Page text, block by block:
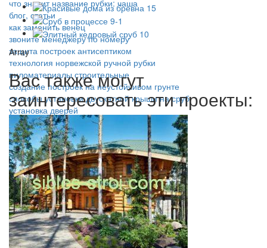
что значит название рубки: чаша
блог, статьи
как заменить венец
звоните менеджеру по номеру
защита построек антисептиком
технология норвежской ручной рубки
пиломатериалы строительные
создание построек на неустойчивом грунте
способы установки двускатной крыши на сруб
установка дверей
характеристики фиброцементных панелей
шлифовка своими руками
экологичность соснового настила
технология рубки в русскую чашу
стильные рубленные дома
из сибирской древесины
бани под ключ, дерево
обработка древесины морилкой
избранное
доставка в Москву и Московскую область
отзывы
Array
Вас также могут
заинтересовать эти проекты: